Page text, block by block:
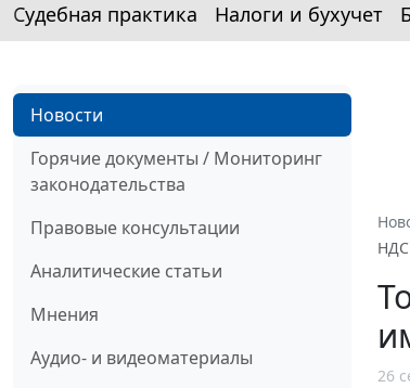
Судебная практика Налоги и бухучет
Новости
Горячие документы / Мониторинг
законодательства
Правовые консультации
Аналитические статьи
Мнения
Аудио- и видеоматериалы
НДС
26